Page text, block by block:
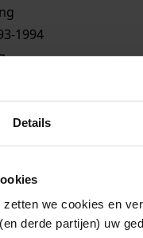
Details
we cookies en
derde partijen) uw
1994
van een
materieel
1994
van
1995